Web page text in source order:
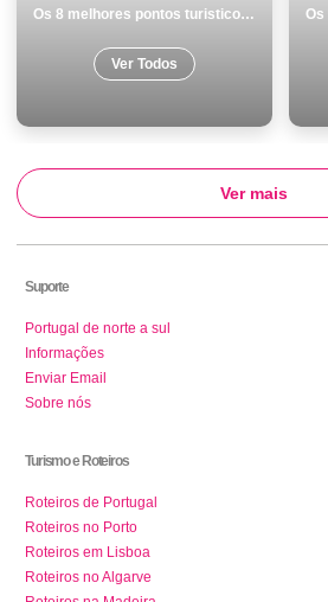
Os 8 melhores pontos turisticos e passeios em Vila Real
Ver Todos
Ver mais
Suporte
Portugal de norte a sul
Informações
Enviar Email
Sobre nós
Turismo e Roteiros
Roteiros de Portugal
Roteiros no Porto
Roteiros em Lisboa
Roteiros no Algarve